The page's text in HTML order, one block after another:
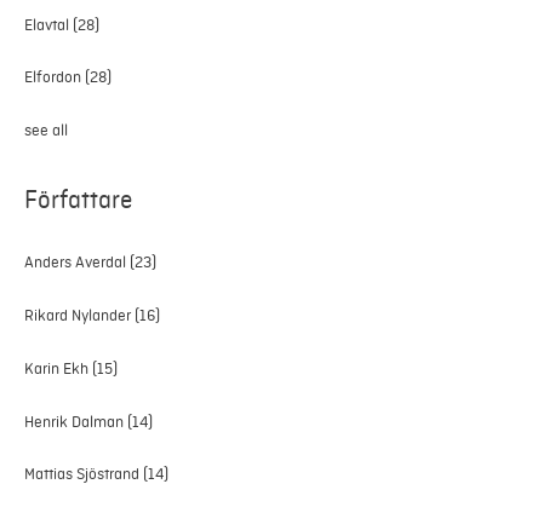
Elavtal (28)
Elfordon (28)
see all
Författare
Anders Averdal (23)
Rikard Nylander (16)
Karin Ekh (15)
Henrik Dalman (14)
Mattias Sjöstrand (14)